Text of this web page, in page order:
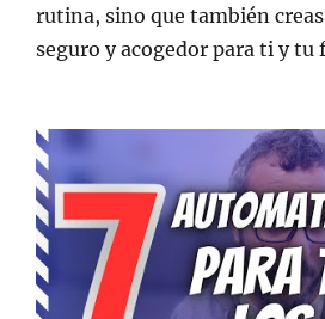
rutina, sino que también
seguro y acogedor para ti y tu